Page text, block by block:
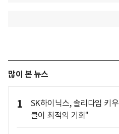
많이 본 뉴스
1
SK하이닉스, 솔리다임 키
클이 최적의 기회"